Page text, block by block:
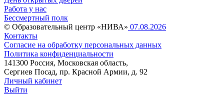
Работа у нас
Бессмертный полк
© Образовательный центр «НИВА» 07.08.2026
Контакты
Согласие на обработку персональных данных
Политика конфиденциальности
141300 Россия, Московская область,
Сергиев Посад, пр. Красной Армии, д. 92
Личный кабинет
Выйти